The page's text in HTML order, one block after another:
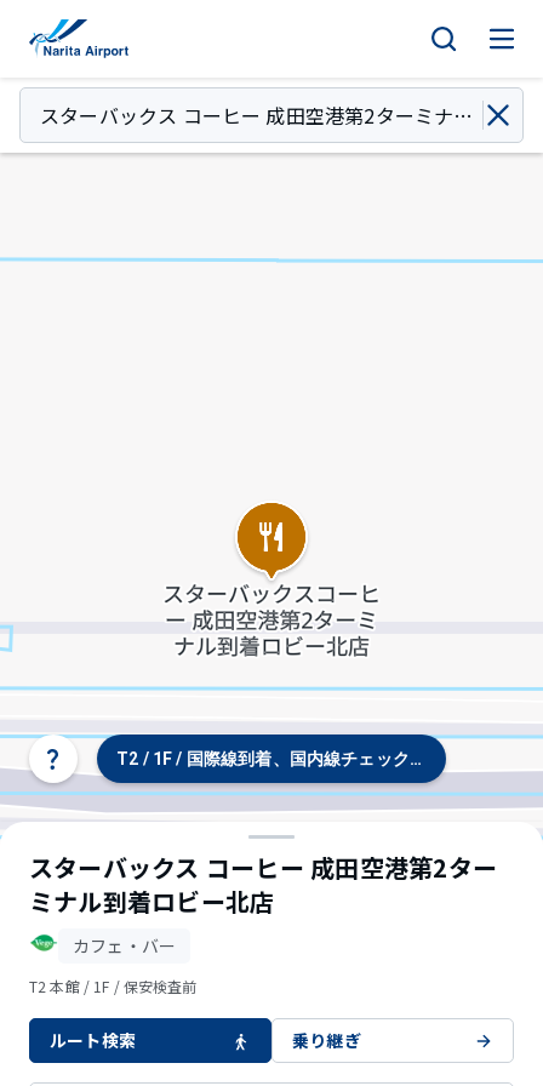
© OpenStreetMap contributors
スターバックス コーヒー 成田空港第2ターミナル
到着ロビー北店
タ
ー
ミ
ナ
ル/
フ
ロ
ア
T2 / 1F / 国際線到着、国内線チェックイン、バス・タ
スターバックス コーヒー 成田空港第2ター
ミナル到着ロビー北店
カフェ・バー
T2 本館 / 1F / 保安検査前
ルート検索 乗り継ぎ